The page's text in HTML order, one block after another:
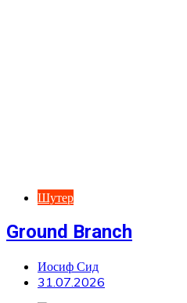
Шутер
Ground Branch
Иосиф Сид
31.07.2026